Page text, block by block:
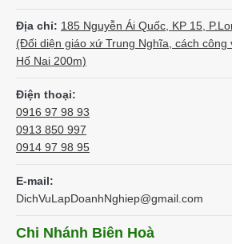
Địa chỉ: 185 Nguyễn Ái Quốc, KP 15,
(Đối diện giáo xứ Trung Nghĩa, cách công
Hố Nai 200m)
Điện thoại:
0916 97 98 93
0913 850 997
0914 97 98 95
E-mail:
DichVuLapDoanhNghiep@gmail.com
Chi Nhánh Biên Hoà